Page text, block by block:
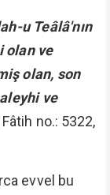
u Teâlâ'nın
olan ve
olan, son
ve
no.: 5322,
evvel bu